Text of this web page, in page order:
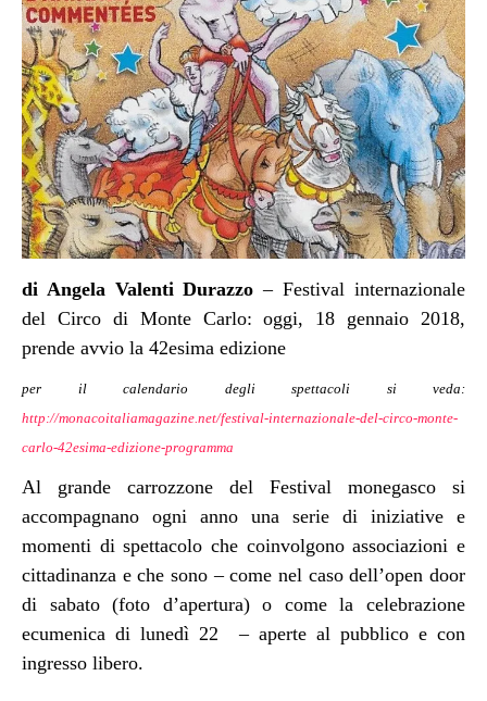
di Angela Valenti Durazzo – Festival internazionale
del Circo di Monte Carlo: oggi, 18 gennaio 2018,
prende avvio la 42esima edizione
per il calendario degli spettacoli si veda:
http://monacoitaliamagazine.net/festival-internazionale-del-circo-monte-
carlo-42esima-edizione-programma
Al grande carrozzone del Festival monegasco si
accompagnano ogni anno una serie di iniziative e
momenti di spettacolo che coinvolgono associazioni e
cittadinanza e che sono – come nel caso dell’open door
di sabato (foto d’apertura) o come la celebrazione
ecumenica di lunedì 22 – aperte al pubblico e con
ingresso libero.